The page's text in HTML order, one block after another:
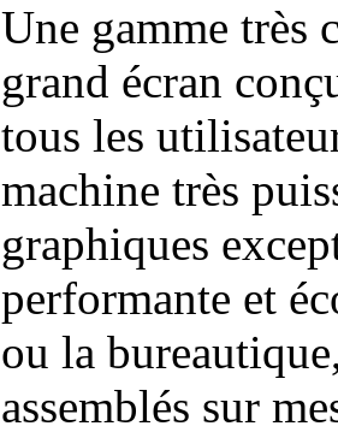
Une gamme très
grand écran
tous les
machine très
graphiques
performante et
ou la
assemblés sur